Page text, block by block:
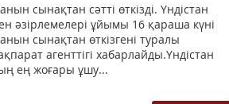
сынақтан сәтті өткізді. Үндістан
әзірлемелері ұйымы 16 қараша күні
сынақтан өткізгені туралы
агенттігі хабарлайды.Үндістан
ең жоғары ұшу...